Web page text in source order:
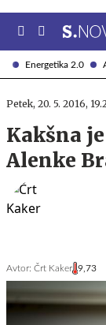
Energetika 2.0
Petek, 20. 5. 2016,
Kakšna
Alenke
Avtor: Črt Kaker 9,73